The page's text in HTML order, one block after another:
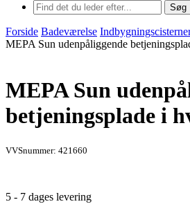
Søg
Forside Badeværelse
MEPA Sun udenpåliggende
MEPA Sun
betjeningsplade i
VVSnummer: 421660
5 - 7 dages levering